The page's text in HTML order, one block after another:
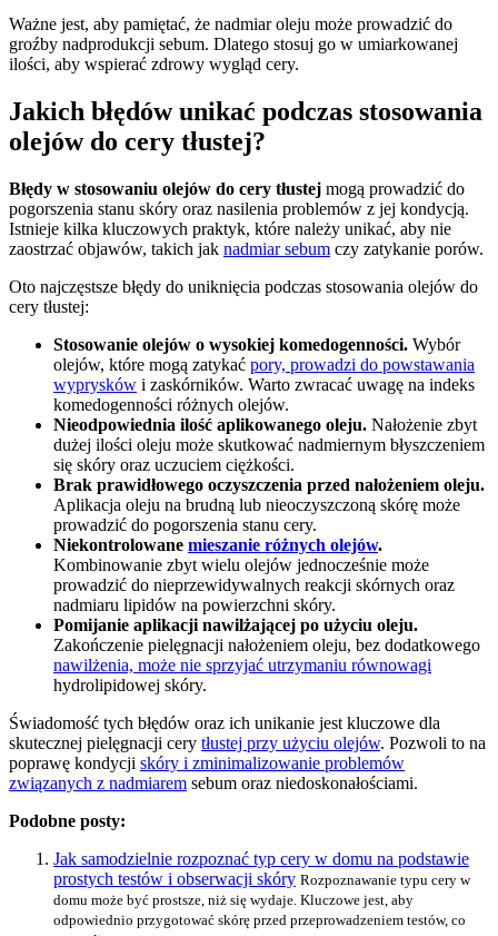
Ważne jest, aby pamiętać, że nadmiar oleju może prowadzić do
groźby nadprodukcji sebum. Dlatego stosuj go w umiarkowanej
ilości, aby wspierać zdrowy wygląd cery.
Jakich błędów unikać podczas stosowania
olejów do cery tłustej?
Błędy w stosowaniu olejów do cery tłustej mogą prowadzić do
pogorszenia stanu skóry oraz nasilenia problemów z jej kondycją.
Istnieje kilka kluczowych praktyk, które należy unikać, aby nie
zaostrzać objawów, takich jak nadmiar sebum czy zatykanie porów.
Oto najczęstsze błędy do uniknięcia podczas stosowania olejów do
cery tłustej:
Stosowanie olejów o wysokiej komedogenności. Wybór
olejów, które mogą zatykać pory, prowadzi do powstawania
wyprysków i zaskórników. Warto zwracać uwagę na indeks
komedogenności różnych olejów.
Nieodpowiednia ilość aplikowanego oleju. Nałożenie zbyt
dużej ilości oleju może skutkować nadmiernym błyszczeniem
się skóry oraz uczuciem ciężkości.
Brak prawidłowego oczyszczenia przed nałożeniem oleju.
Aplikacja oleju na brudną lub nieoczyszczoną skórę może
prowadzić do pogorszenia stanu cery.
Niekontrolowane mieszanie różnych olejów.
Kombinowanie zbyt wielu olejów jednocześnie może
prowadzić do nieprzewidywalnych reakcji skórnych oraz
nadmiaru lipidów na powierzchni skóry.
Pomijanie aplikacji nawilżającej po użyciu oleju.
Zakończenie pielęgnacji nałożeniem oleju, bez dodatkowego
nawilżenia, może nie sprzyjać utrzymaniu równowagi
hydrolipidowej skóry.
Świadomość tych błędów oraz ich unikanie jest kluczowe dla
skutecznej pielęgnacji cery tłustej przy użyciu olejów. Pozwoli to na
poprawę kondycji skóry i zminimalizowanie problemów
związanych z nadmiarem sebum oraz niedoskonałościami.
Podobne posty:
Jak samodzielnie rozpoznać typ cery w domu na podstawie
prostych testów i obserwacji skóry Rozpoznawanie typu cery w
domu może być prostsze, niż się wydaje. Kluczowe jest, aby
odpowiednio przygotować skórę przed przeprowadzeniem testów, co